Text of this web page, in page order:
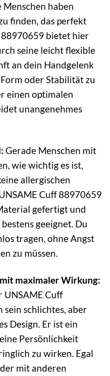
Menschen haben
finden, das perfekt
88970659 bietet hier
seine leicht flexible
an dein Handgelenk
oder Stabilität zu
einen optimalen
unangenehmes
Gerade Menschen mit
wie wichtig es ist,
allergischen
Cuff 88970659
gefertigt und
geeignet. Du
tragen, ohne Angst
zu müssen.
maximaler Wirkung:
UNSAME Cuff
schlichtes, aber
Design. Er ist ein
Persönlichkeit
zu wirken. Egal
mit anderen